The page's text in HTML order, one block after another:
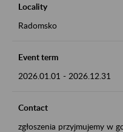
Locality
Radomsko
Event term
2026.01.01 - 2026.12.31
Contact
zgłoszenia przyjmujemy w